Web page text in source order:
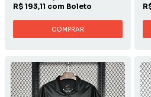
R$ 193,11 com Boleto
COMPRAR